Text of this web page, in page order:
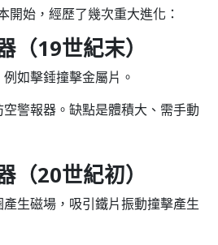
開始，經歷了幾次重大進化：
（19世紀末）
如擊錘撞擊金屬片。​
警報器。缺點是體積大、需手動
（20世紀初）
生磁場，吸引鐵片振動撞擊產生